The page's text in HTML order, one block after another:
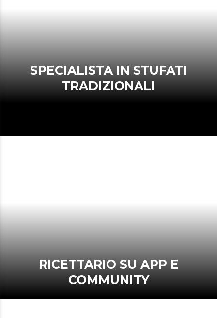
SPECIALISTA IN STUFATI
TRADIZIONALI
RICETTARIO SU APP E
COMMUNITY